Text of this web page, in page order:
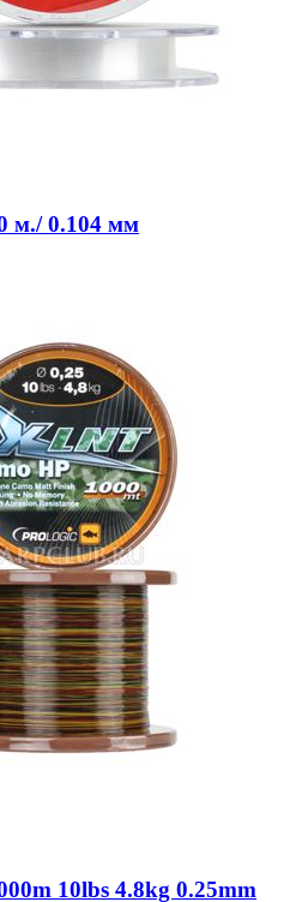
м./ 0.104 мм
10lbs 4.8kg 0.25mm